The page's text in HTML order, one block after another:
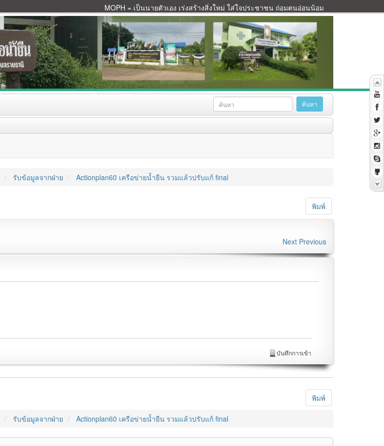
MOPH = เป็นนายตัวเอง เร่งสร้างสิ่งใหม่ ใส่ใจประชาชน ถ่อมตนอ่อนน้อม
รับข้อมูลจากฝ่าย Actionplan60 เครือข่ายน้ำยืน รวมแล้วปรับแก้ final
พิมพ์
Next Previous
บันทึกการเข้า
พิมพ์
รับข้อมูลจากฝ่าย Actionplan60 เครือข่ายน้ำยืน รวมแล้วปรับแก้ final